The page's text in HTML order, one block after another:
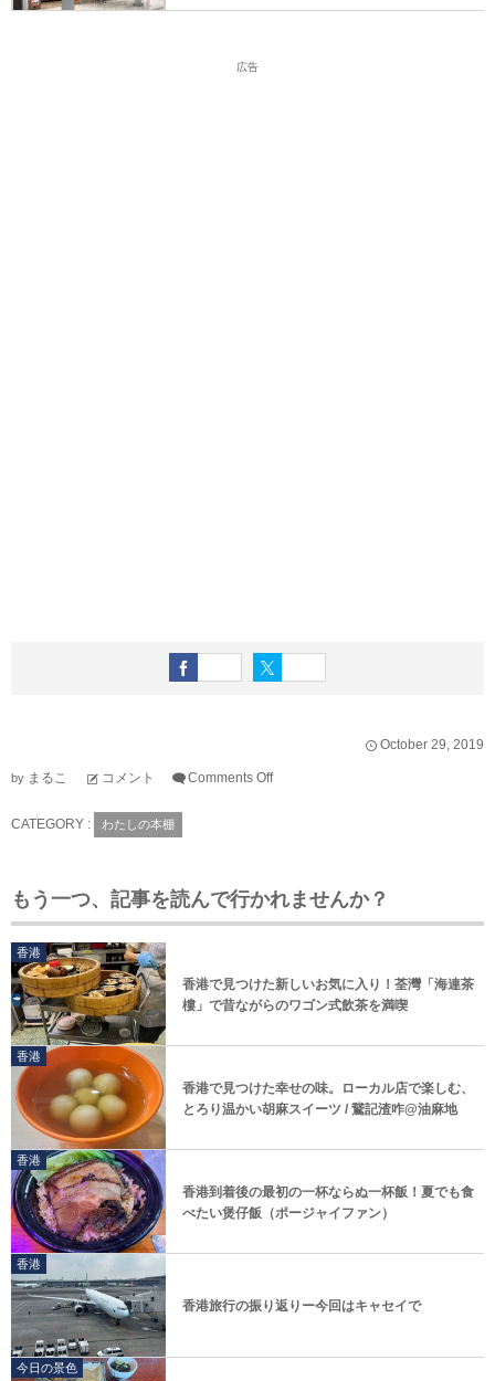
広告
October 29, 2019
by まるこ コメント Comments Off
CATEGORY : わたしの本棚
もう一つ、記事を読んで行かれませんか？
香港
香港で見つけた新しいお気に入り！荃灣「海連茶
樓」で昔ながらのワゴン式飲茶を満喫
香港
香港で見つけた幸せの味。ローカル店で楽しむ、
とろり温かい胡麻スイーツ / 鵞記渣咋@油麻地
香港
香港到着後の最初の一杯ならぬ一杯飯！夏でも食
べたい煲仔飯（ポージャイファン）
香港
香港旅行の振り返りー今回はキャセイで
今日の景色